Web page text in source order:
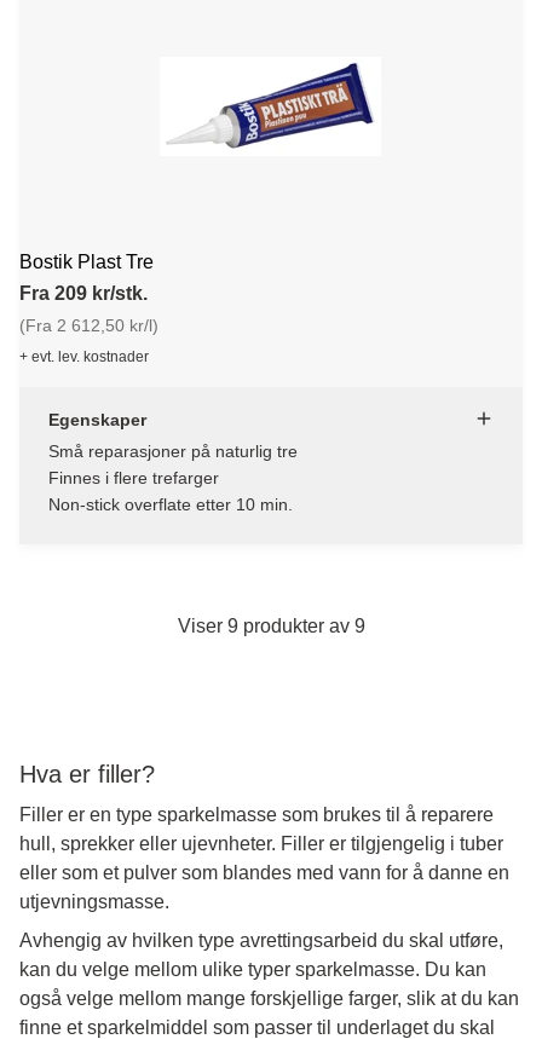
Bostik Plast Tre
Fra 209 kr/stk.
(Fra 2 612,50 kr/l)
+ evt. lev. kostnader
Egenskaper
Små reparasjoner på naturlig tre
Finnes i flere trefarger
Non-stick overflate etter 10 min.
Viser 9 produkter av 9
Hva er filler?
Filler er en type sparkelmasse som brukes til å reparere
hull, sprekker eller ujevnheter. Filler er tilgjengelig i tuber
eller som et pulver som blandes med vann for å danne en
utjevningsmasse.
Avhengig av hvilken type avrettingsarbeid du skal utføre,
kan du velge mellom ulike typer sparkelmasse. Du kan
også velge mellom mange forskjellige farger, slik at du kan
finne et sparkelmiddel som passer til underlaget du skal